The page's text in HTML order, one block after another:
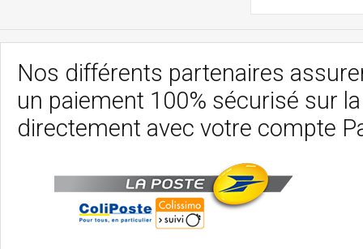
Nos différents partenaires
un paiement 100% sécurisé sur
directement avec votre compte